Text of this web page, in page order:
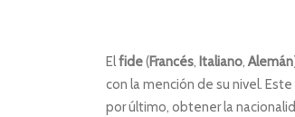
Elfide(Francés, Italiano,Alemán
con la mención de su nivel.
por último, obtener la